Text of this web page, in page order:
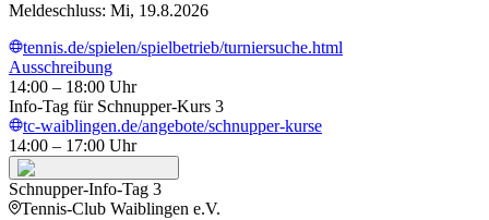
Meldeschluss: Mi, 19.8.2026
tennis.de/spielen/spielbetrieb/turniersuche.html
Ausschreibung
14:00 – 18:00 Uhr
Info-Tag für Schnupper-Kurs 3
tc-waiblingen.de/angebote/schnupper-kurse
14:00 – 17:00 Uhr
Schnupper-Info-Tag 3
Tennis-Club Waiblingen e.V.